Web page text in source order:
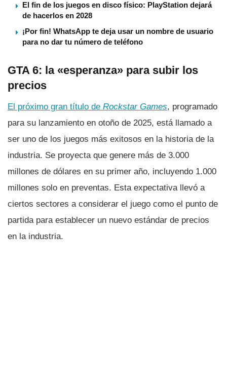
El fin de los juegos en disco físico: PlayStation dejará
de hacerlos en 2028
¡Por fin! WhatsApp te deja usar un nombre de usuario
para no dar tu número de teléfono
GTA 6: la «esperanza» para subir los
precios
El próximo gran título de Rockstar Games, programado
para su lanzamiento en otoño de 2025, está llamado a
ser uno de los juegos más exitosos en la historia de la
industria. Se proyecta que genere más de 3.000
millones de dólares en su primer año, incluyendo 1.000
millones solo en preventas. Esta expectativa llevó a
ciertos sectores a considerar el juego como el punto de
partida para establecer un nuevo estándar de precios
en la industria.